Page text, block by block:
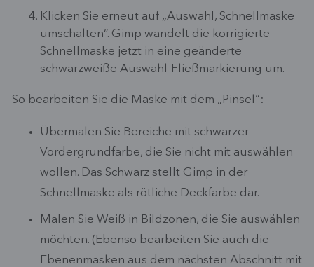
Klicken Sie erneut auf „Auswahl, Schnellmaske
umschalten“. Gimp wandelt die korrigierte
Schnellmaske jetzt in eine geänderte
schwarzweiße Auswahl-Fließmarkierung um.
So bearbeiten Sie die Maske mit dem „Pinsel“:
Übermalen Sie Bereiche mit schwarzer
Vordergrundfarbe, die Sie nicht mit auswählen
wollen. Das Schwarz stellt Gimp in der
Schnellmaske als rötliche Deckfarbe dar.
Malen Sie Weiß in Bildzonen, die Sie auswählen
möchten. (Ebenso bearbeiten Sie auch die
Ebenenmasken aus dem nächsten Abschnitt mit